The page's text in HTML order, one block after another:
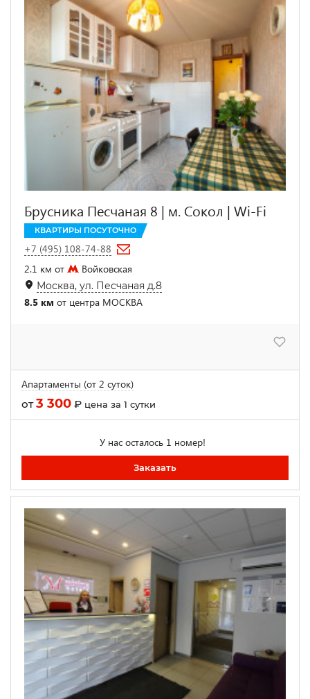
Брусника Песчаная 8 | м. Сокол | Wi-Fi
КВАРТИРЫ ПОСУТОЧНО
+7 (495) 108-74-88
2.1 км от
Войковская
Москва, ул. Песчаная д.8
8.5 км от центра МОСКВА
Апартаменты (от 2 суток)
от3 300 ₽ цена за 1 сутки
У нас осталось 1 номер!
Заказать